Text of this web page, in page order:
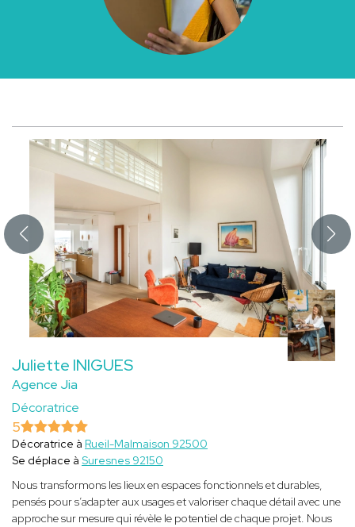
Juliette INIGUES
Agence Jia
Décoratrice
5
Décoratrice à Rueil-Malmaison 92500
Se déplace à Suresnes 92150
Nous transformons les lieux en espaces fonctionnels et durables,
pensés pour s’adapter aux usages et valoriser chaque détail avec une
approche sur mesure qui révèle le potentiel de chaque projet. Nous